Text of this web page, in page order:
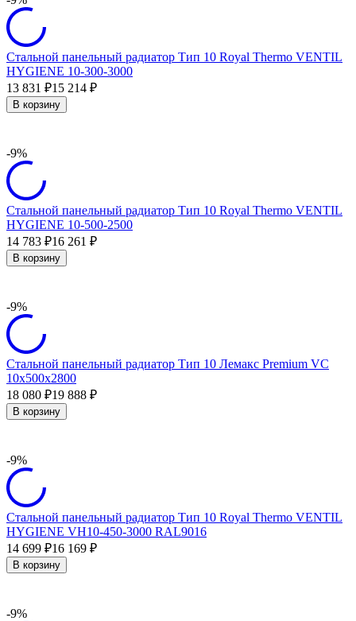
Стальной панельный радиатор Тип 10 Royal Thermo VENTIL
HYGIENE 10-300-3000
13 831
₽15 214 ₽
В корзину
-9%
Стальной панельный радиатор Тип 10 Royal Thermo VENTIL
HYGIENE 10-500-2500
14 783 ₽16 261 ₽
В корзину
-9%
Стальной панельный радиатор Тип 10 Лемакс Premium VC
10х500х2800
18 080 ₽19 888 ₽
В корзину
-9%
Стальной панельный радиатор Тип 10 Royal Thermo VENTIL
HYGIENE VH10-450-3000 RAL9016
14 699 ₽16 169 ₽
В корзину
-9%